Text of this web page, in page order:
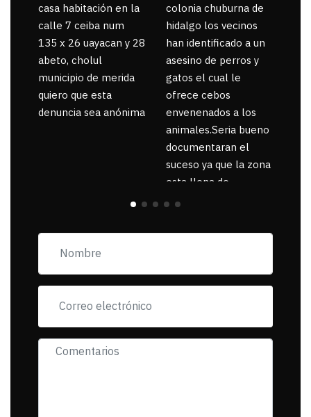
casa habitación en la
calle 7 ceiba num
135 x 26 uayacan y 28
abeto, cholul
municipio de merida
quiero que esta
denuncia sea anónima
colonia chuburna de
hidalgo los vecinos
han identificado a un
asesino de perros y
gatos el cual le
ofrece cebos
envenenados a los
animales.Seria bueno
documentaran el
suceso ya que la zona
esta llena de
pancartas de
exigiendo al asesino
muerta.